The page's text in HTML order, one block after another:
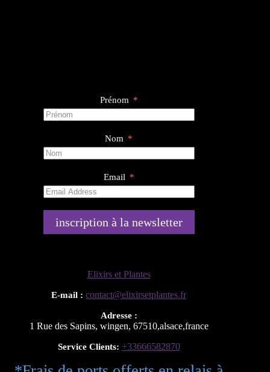
Prénom
Nom
Email
inscription à la newsletter
Elixirs et Plantes
E-mail : contact@elixirsetplantes.fr
Adresse :
1 Rue des Sapins, wingen, 67510,alsace,france
Service Clients: +33666582870